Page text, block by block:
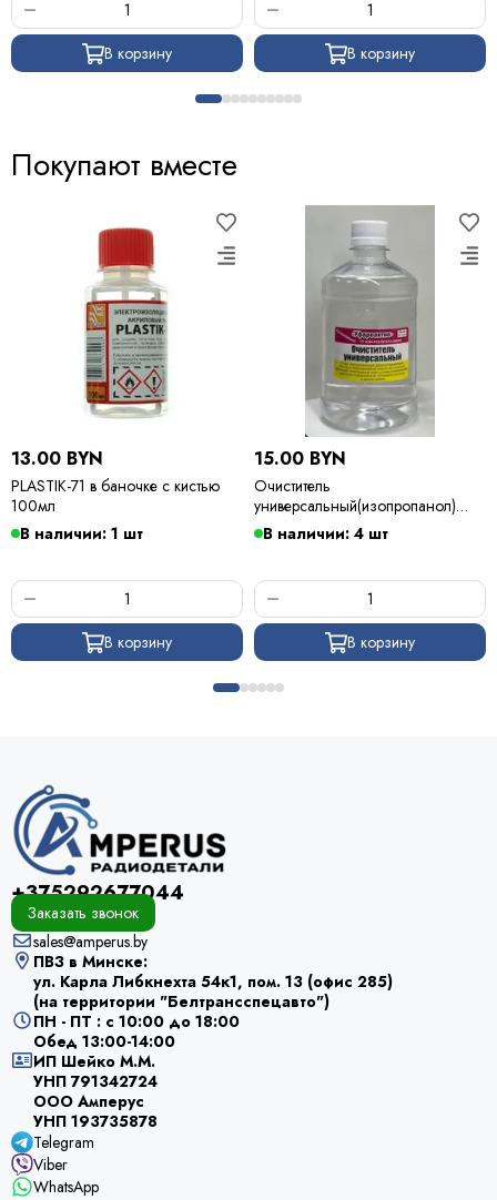
В корзину В корзину
Покупают вместе
13.00 BYN
PLASTIK-71 в баночке с кистью
100мл
В наличии: 1 шт
В корзину
15.00 BYN
Очиститель
универсальный(изопропанол)
500мл
В наличии: 4 шт
В корзину
+375292677044
Заказать звонок
sales@amperus.by
ПВЗ в Минске:
ул. Карла Либкнехта 54к1, пом. 13 (офис 285)
(на территории "Белтрансспецавто")
ПН - ПТ : с 10:00 до 18:00
Обед 13:00-14:00
ИП Шейко М.М.
УНП 791342724
ООО Амперус
УНП 193735878
Telegram
Viber
WhatsApp